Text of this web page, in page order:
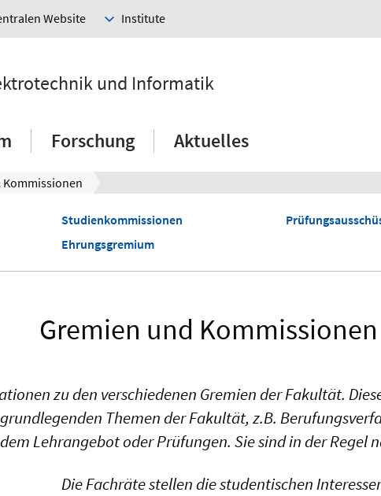
Website Institute
und Informatik
Forschung Aktuelles
Kommissionen
Studienkommissionen
Ehrungsgremium
Gremien und
zu den verschiedenen Gremien der Fakultät.
Themen der Fakultät, z.B.
dem Lehrangebot oder Prüfungen. Sie sind in der Regel
Die Fachräte stellen die studentischen